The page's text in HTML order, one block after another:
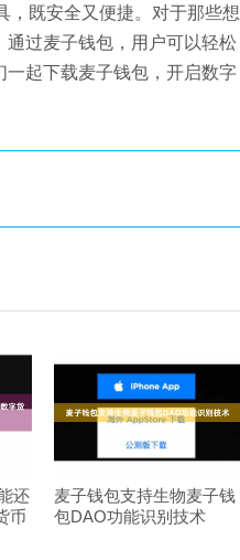
，既安全又便捷。对于那些想
过麦子钱包，用户可以轻松
起下载麦子钱包，开启数字
还
币
麦子钱包支持生物麦子钱
包DAO功能识别技术